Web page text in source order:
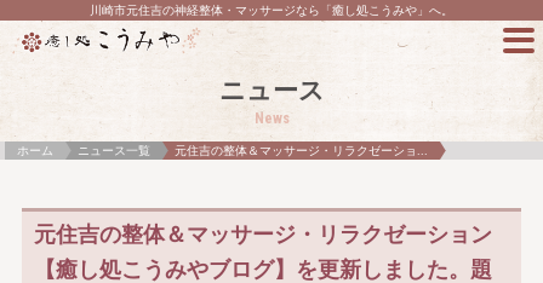
川崎市元住吉の神経整体・マッサージなら「癒し処こうみや」へ。
ニュース
News
ホーム ニュース一覧 元住吉の整体＆マッサージ・リラクゼーショ...
元住吉の整体＆マッサージ・リラクゼーション
【癒し処こうみやブログ】を更新しました。題